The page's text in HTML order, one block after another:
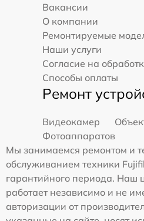
Вакансии
О компании
Ремонтируемые
Наши услуги
Согласие на
Способы оплаты
Ремонт
Видеокамер
Фотоаппаратов
Мы занимаемся ремонтом и
обслуживанием техники
гарантийного периода. Наш
работает независимо и не
авторизации от